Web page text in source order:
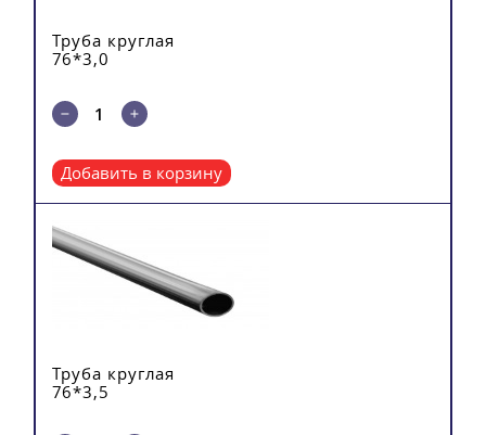
Труба круглая
76*3,0
Добавить в корзину
Труба круглая
76*3,5